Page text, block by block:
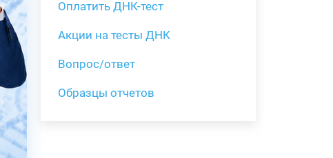
Оплатить ДНК-тест
Акции на тесты ДНК
Вопрос/ответ
Образцы отчетов